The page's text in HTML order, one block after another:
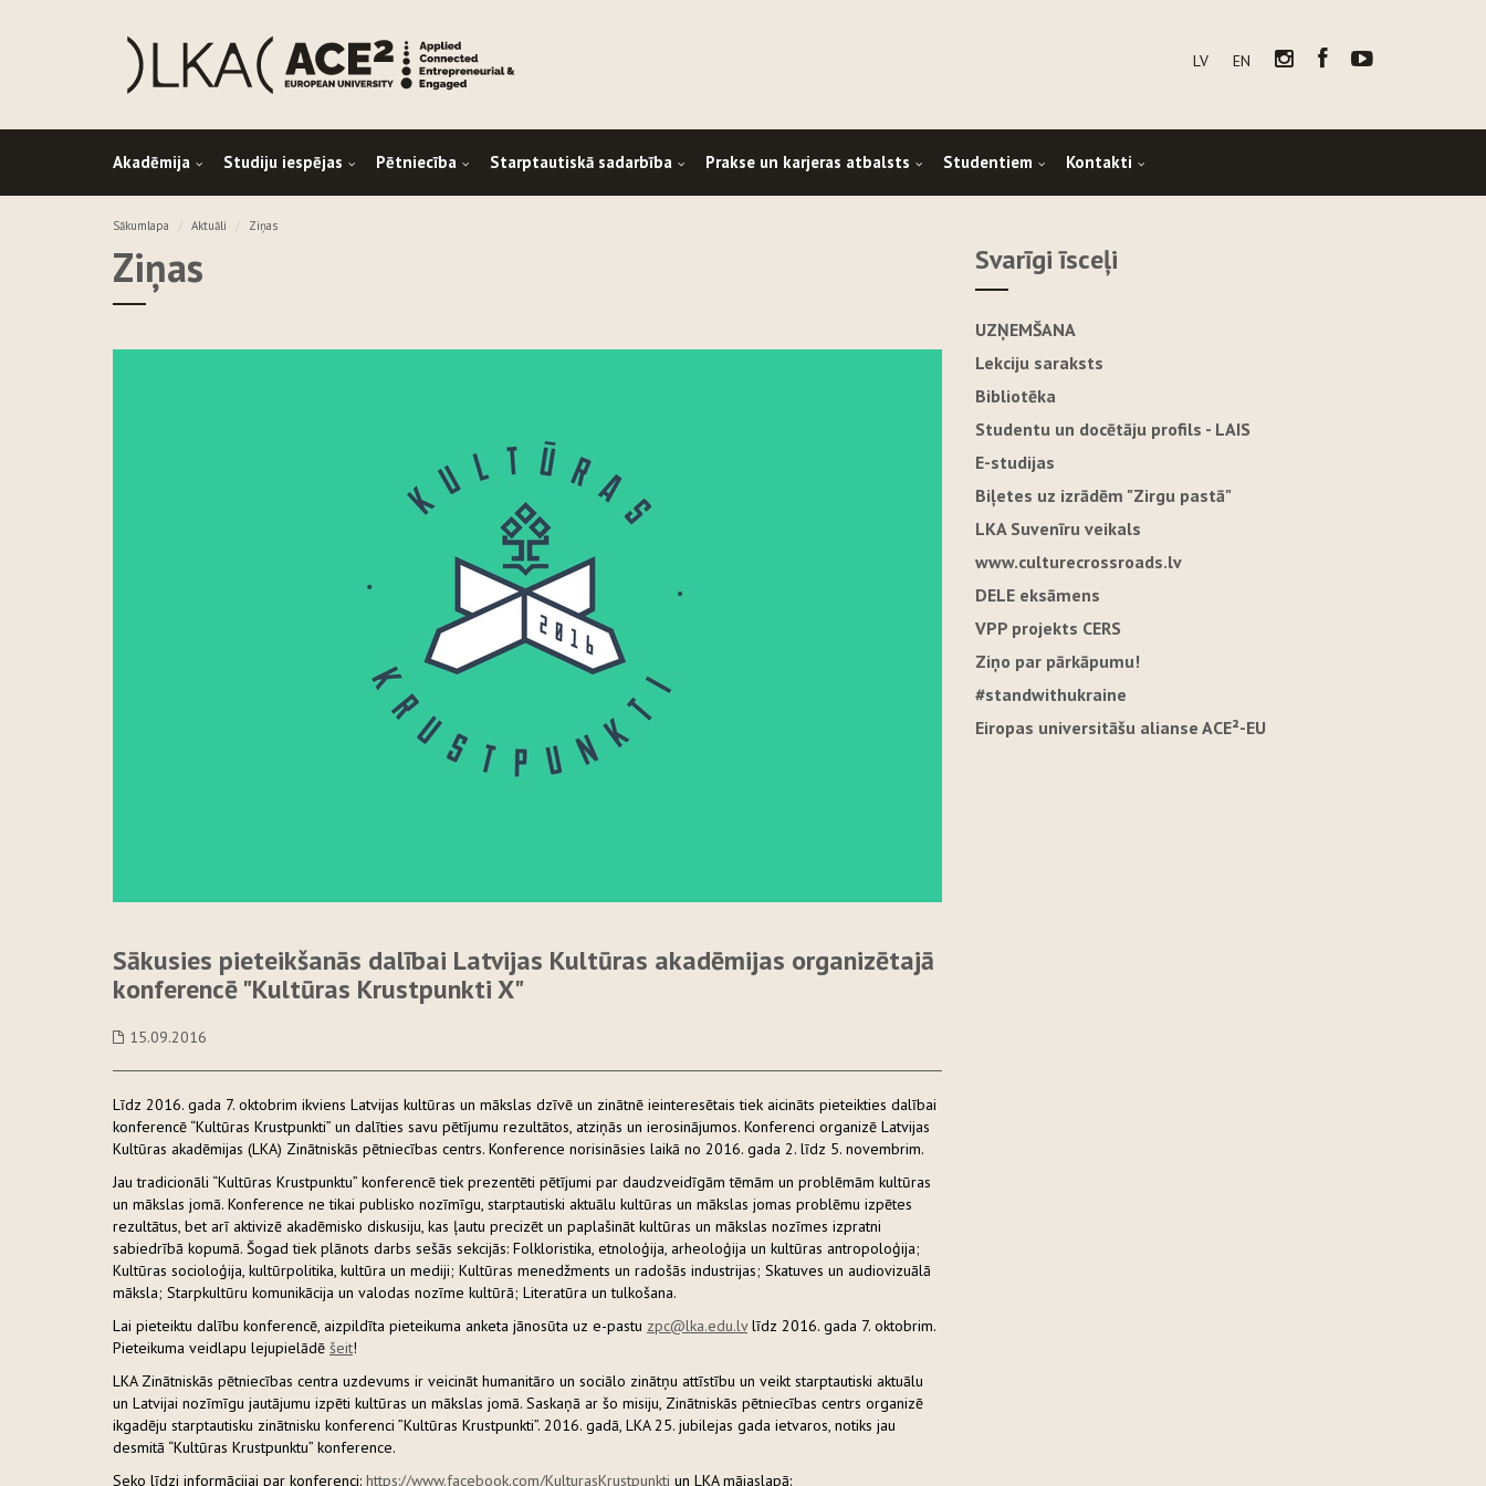
LV EN
Akadēmija Studiju iespējas Pētniecība Starptautiskā sadarbība Prakse un karjeras atbalsts Studentiem Kontakti
Sākumlapa Aktuāli Ziņas
Ziņas
Sākusies pieteikšanās dalībai Latvijas Kultūras akadēmijas organizētajā
konferencē "Kultūras Krustpunkti X"
15.09.2016
Līdz 2016. gada 7. oktobrim ikviens Latvijas kultūras un mākslas dzīvē un zinātnē ieinteresētais tiek aicināts pieteikties dalībai
konferencē “Kultūras Krustpunkti” un dalīties savu pētījumu rezultātos, atziņās un ierosinājumos. Konferenci organizē Latvijas
Kultūras akadēmijas (LKA) Zinātniskās pētniecības centrs. Konference norisināsies laikā no 2016. gada 2. līdz 5. novembrim.
Jau tradicionāli “Kultūras Krustpunktu” konferencē tiek prezentēti pētījumi par daudzveidīgām tēmām un problēmām kultūras
un mākslas jomā. Konference ne tikai publisko nozīmīgu, starptautiski aktuālu kultūras un mākslas jomas problēmu izpētes
rezultātus, bet arī aktivizē akadēmisko diskusiju, kas ļautu precizēt un paplašināt kultūras un mākslas nozīmes izpratni
sabiedrībā kopumā. Šogad tiek plānots darbs sešās sekcijās: Folkloristika, etnoloģija, arheoloģija un kultūras antropoloģija;
Kultūras socioloģija, kultūrpolitika, kultūra un mediji; Kultūras menedžments un radošās industrijas; Skatuves un audiovizuālā
māksla; Starpkultūru komunikācija un valodas nozīme kultūrā; Literatūra un tulkošana.
Lai pieteiktu dalību konferencē, aizpildīta pieteikuma anketa jānosūta uz e-pastu zpc@lka.edu.lvlīdz 2016. gada 7. oktobrim.
Pieteikuma veidlapu lejupielādē šeit!
LKA Zinātniskās pētniecības centra uzdevums ir veicināt humanitāro un sociālo zinātņu attīstību un veikt starptautiski aktuālu
un Latvijai nozīmīgu jautājumu izpēti kultūras un mākslas jomā. Saskaņā ar šo misiju, Zinātniskās pētniecības centrs organizē
ikgadēju starptautisku zinātnisku konferenci ”Kultūras Krustpunkti”. 2016. gadā, LKA 25. jubilejas gada ietvaros, notiks jau
desmitā “Kultūras Krustpunktu” konference.
Seko līdzi informācijai par konferenci: https://www.facebook.com/KulturasKrustpunkti un LKA mājaslapā:
Svarīgi īsceļi
UZŅEMŠANA
Lekciju saraksts
Bibliotēka
Studentu un docētāju profils - LAIS
E-studijas
Biļetes uz izrādēm "Zirgu pastā"
LKA Suvenīru veikals
www.culturecrossroads.lv
DELE eksāmens
VPP projekts CERS
Ziņo par pārkāpumu!
#standwithukraine
Eiropas universitāšu alianse ACE²-EU